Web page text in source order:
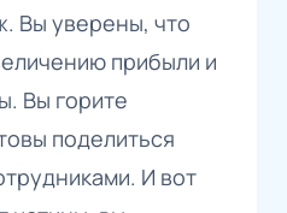
Вы уверены, что
прибыли и
Вы горите
поделиться
И вот